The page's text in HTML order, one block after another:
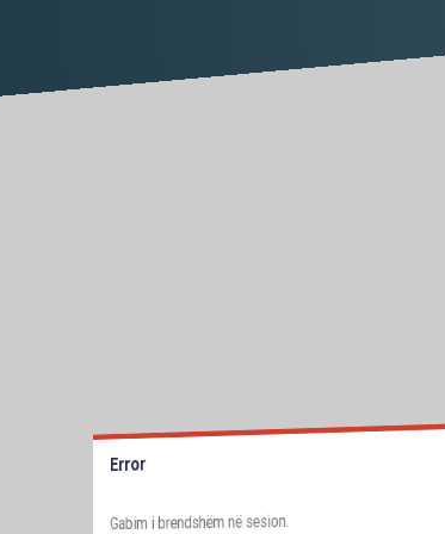
Error
Gabim i brendshëm në sesion.